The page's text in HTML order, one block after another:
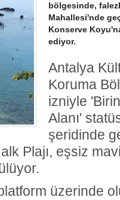
bölgesinde,
Mahallesi'nde
Konserve
ediyor.
Antalya
Koruma
izniyle
Alanı'
şeridinde
Plajı, eşsiz
üzerinde